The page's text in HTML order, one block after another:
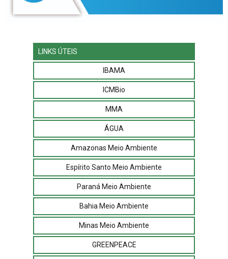
LINKS ÚTEIS
IBAMA
ICMBio
MMA
ÁGUA
Amazonas Meio Ambiente
Espírito Santo Meio Ambiente
Paraná Meio Ambiente
Bahia Meio Ambiente
Minas Meio Ambiente
GREENPEACE